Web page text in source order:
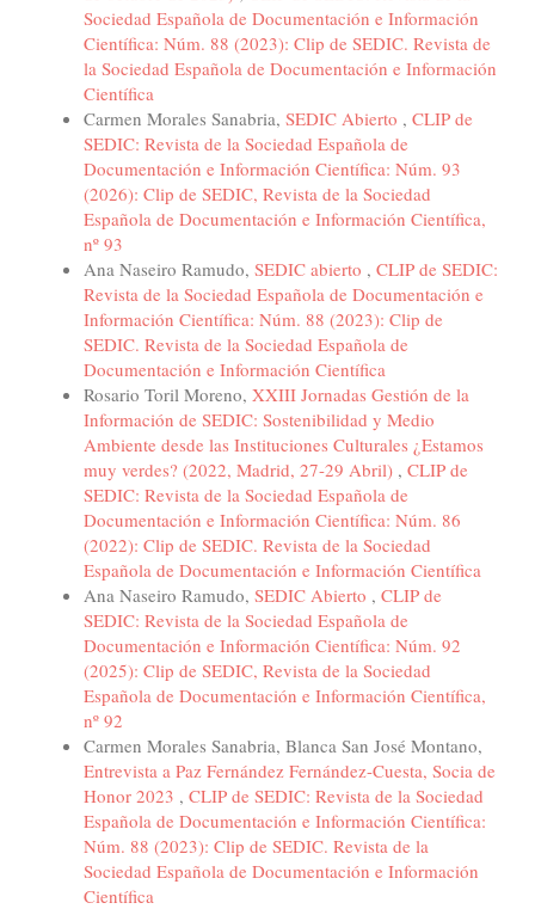
Sociedad Española de Documentación e Información
Científica: Núm. 88 (2023): Clip de SEDIC. Revista de
la Sociedad Española de Documentación e Información
Científica
Carmen Morales Sanabria, SEDIC Abierto , CLIP de
SEDIC: Revista de la Sociedad Española de
Documentación e Información Científica: Núm. 93
(2026): Clip de SEDIC, Revista de la Sociedad
Española de Documentación e Información Científica,
nº 93
Ana Naseiro Ramudo, SEDIC abierto , CLIP de SEDIC:
Revista de la Sociedad Española de Documentación e
Información Científica: Núm. 88 (2023): Clip de
SEDIC. Revista de la Sociedad Española de
Documentación e Información Científica
Rosario Toril Moreno, XXIII Jornadas Gestión de la
Información de SEDIC: Sostenibilidad y Medio
Ambiente desde las Instituciones Culturales ¿Estamos
muy verdes? (2022, Madrid, 27-29 Abril) , CLIP de
SEDIC: Revista de la Sociedad Española de
Documentación e Información Científica: Núm. 86
(2022): Clip de SEDIC. Revista de la Sociedad
Española de Documentación e Información Científica
Ana Naseiro Ramudo, SEDIC Abierto , CLIP de
SEDIC: Revista de la Sociedad Española de
Documentación e Información Científica: Núm. 92
(2025): Clip de SEDIC, Revista de la Sociedad
Española de Documentación e Información Científica,
nº 92
Carmen Morales Sanabria, Blanca San José Montano,
Entrevista a Paz Fernández Fernández-Cuesta, Socia de
Honor 2023 , CLIP de SEDIC: Revista de la Sociedad
Española de Documentación e Información Científica:
Núm. 88 (2023): Clip de SEDIC. Revista de la
Sociedad Española de Documentación e Información
Científica